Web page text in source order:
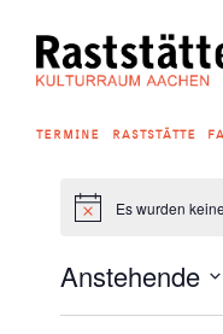
Inhalt
TERMINE RASTSTÄTTE
Es wurden
Anstehende
Select